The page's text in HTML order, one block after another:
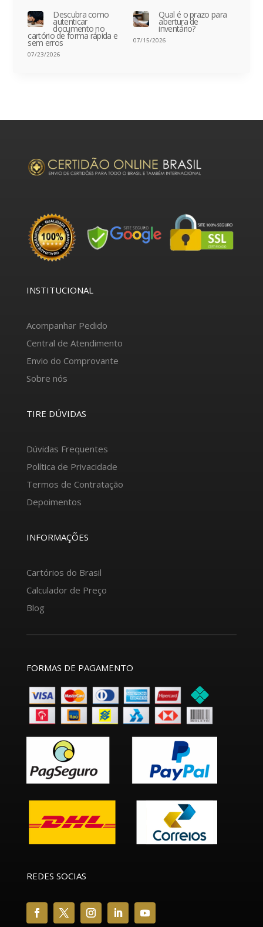
Descubra como
autenticar
documento no
cartório de forma rápida e
sem erros
07/23/2026
Qual é o prazo para
abertura de
inventário?
07/15/2026
INSTITUCIONAL
Acompanhar Pedido
Central de Atendimento
Envio do Comprovante
Sobre nós
TIRE DÚVIDAS
Dúvidas Frequentes
Política de Privacidade
Termos de Contratação
Depoimentos
INFORMAÇÕES
Cartórios do Brasil
Calculador de Preço
Blog
FORMAS DE PAGAMENTO
REDES SOCIAS